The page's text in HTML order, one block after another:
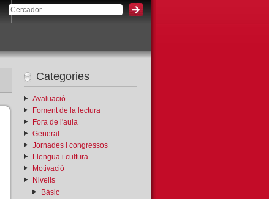
Categories
Avaluació
Foment de la lectura
Fora de l'aula
General
Jornades i congressos
Llengua i cultura
Motivació
Nivells
Bàsic